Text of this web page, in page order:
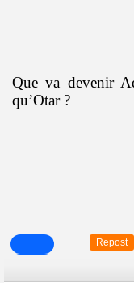
Que va devenir
qu’Otar ?
Repost